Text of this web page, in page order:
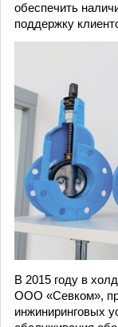
обеспечить
поддержку
В 2015 году в
ООО «Севком»,
инжиниринговых